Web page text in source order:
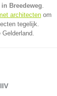
Breedeweg.
architecten om
tegelijk.
Gelderland.